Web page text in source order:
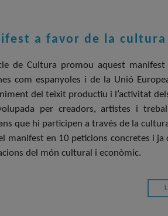
a favor de la cultura
de Cultura promou aquest
com espanyoles i de la Unió
del teixit productiu i l’activitat
per creadors, artistes i
que hi participen a través de la
manifest en 10 peticions concretes i
del món cultural i econòmic.